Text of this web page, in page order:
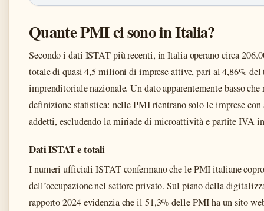
Quante PMI ci sono in Italia?
Secondo i dati ISTAT più recenti, in Italia operano circa
totale di quasi 4,5 milioni di imprese attive, pari al 4,86% del
imprenditoriale nazionale. Un dato apparentemente basso
definizione statistica: nelle PMI rientrano solo le imprese con
addetti, escludendo la miriade di microattività e partite IVA
Dati ISTAT e totali
I numeri ufficiali ISTAT confermano che le PMI italiane
dell’occupazione nel settore privato. Sul piano della
rapporto 2024 evidenzia che il 51,3% delle PMI ha un sito